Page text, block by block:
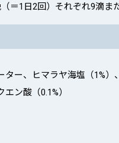
＝1日2回）それぞれ9滴ま
ター、ヒマラヤ海塩（1%
ン酸（0.1%）